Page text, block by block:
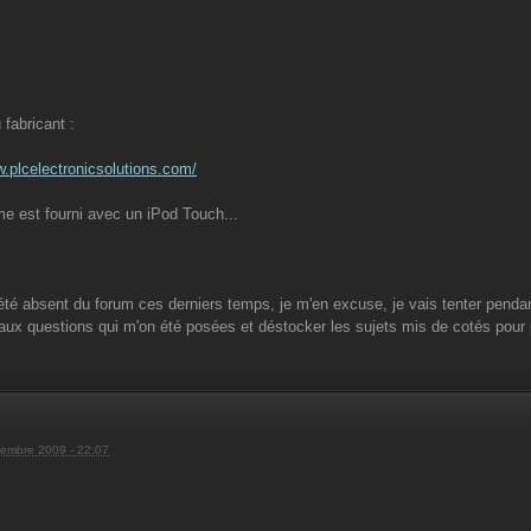
fabricant :
est fourni avec un iPod Touch...
absent du forum ces derniers temps, je m'en excuse, je vais tenter
questions qui m'on été posées et déstocker les sujets mis de cotés pour
2009 - 22:07